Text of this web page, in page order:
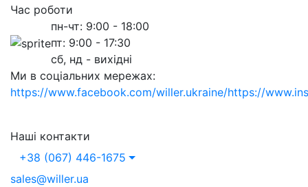
Час роботи
пн-чт: 9:00 - 18:00
пт: 9:00 - 17:30
сб, нд - вихідні
Ми в соціальних мережах:
https://www.facebook.com/willer.ukraine/https://
Наші контакти
+38 (067) 446-1675
sales@willer.ua